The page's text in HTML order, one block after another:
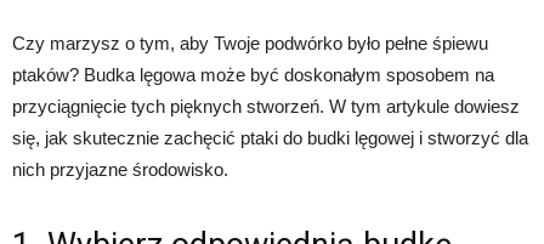
Czy marzysz o tym, aby Twoje podwórko było pełne śpiewu
ptaków? Budka lęgowa może być doskonałym sposobem na
przyciągnięcie tych pięknych stworzeń. W tym artykule dowiesz
się, jak skutecznie zachęcić ptaki do budki lęgowej i stworzyć dla
nich przyjazne środowisko.